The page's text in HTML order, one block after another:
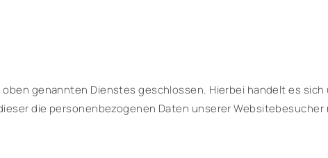
genannten Dienstes geschlossen. Hierbei handelt es sich
die personenbezogenen Daten unserer Websitebesucher